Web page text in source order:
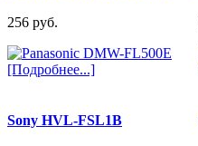
256 pуб.
[Подробнее...]
Sony HVL-FSL1B